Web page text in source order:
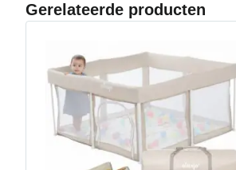
Gerelateerde producten